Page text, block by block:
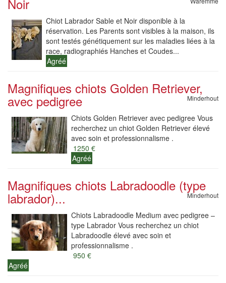
Noir
Chiot Labrador Sable et Noir disponible à la
réservation. Les Parents sont visibles à la maison, ils
sont testés génétiquement sur les maladies liées à la
race, radiographiés Hanches et Coudes...
Agréé
Magnifiques chiots Golden Retriever,
avec pedigree Minderhout
Chiots Golden Retriever avec pedigree Vous
recherchez un chiot Golden Retriever élevé
avec soin et professionnalisme .
1250 €
Agréé
Magnifiques chiots Labradoodle (type
labrador)... Minderhout
Chiots Labradoodle Medium avec pedigree –
type Labrador Vous recherchez un chiot
Labradoodle élevé avec soin et
professionnalisme .
950 €
Agréé